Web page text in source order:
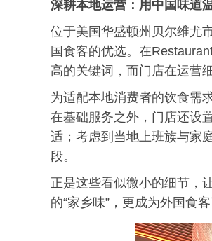
深耕本地运营：用中国味道
位于美国华盛顿州贝尔维尤
国食客的优选。在
高的关键词，而门店在运营
为适配本地消费者的饮食需
在基础服务之外，门店还设
适；考虑到当地上班族与家
段。
正是这些看似微小的细节，
的“家乡味”，更成为外国食